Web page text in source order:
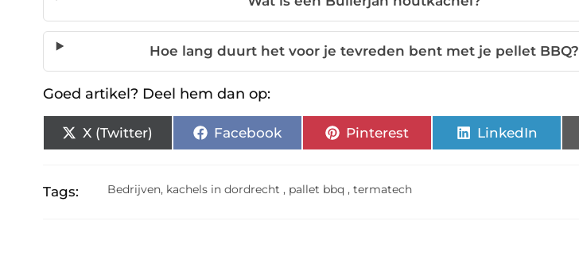
Hoe lang duurt het voor je tevreden bent met je pellet BBQ?
Goed artikel? Deel hem dan op:
X (Twitter) Facebook Pinterest LinkedIn
Tags: Bedrijven, kachels in dordrecht , pallet bbq ,termatech